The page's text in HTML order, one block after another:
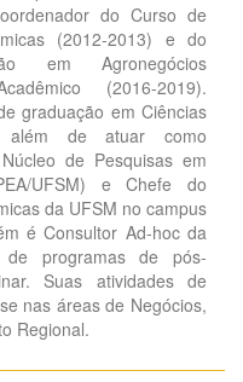
do Curso de
(2012-2013) e do
em Agronegócios
(2016-2019).
graduação em Ciências
além de atuar como
de Pesquisas em
UFSM) e Chefe do
da UFSM no campus
é Consultor Ad-hoc da
de programas de pós-
Suas atividades de
nas áreas de Negócios,
Regional.